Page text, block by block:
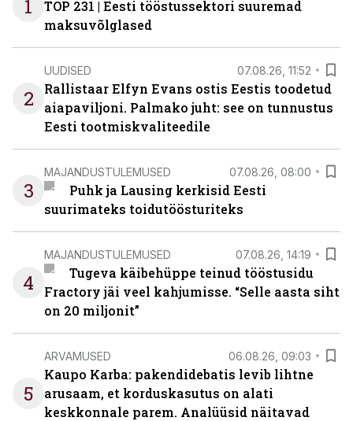
1
TOP 231 | Eesti tööstussektori suuremad
maksuvõlglased
2
UUDISED 07.08.26, 11:52
Rallistaar Elfyn Evans ostis Eestis toodetud
aiapaviljoni. Palmako juht: see on tunnustus
Eesti tootmiskvaliteedile
3
MAJANDUSTULEMUSED 07.08.26, 08:00
Puhk ja Lausing kerkisid Eesti
suurimateks toidutöösturiteks
4
MAJANDUSTULEMUSED 07.08.26, 14:19
Tugeva käibehüppe teinud tööstusidu
Fractory jäi veel kahjumisse. “Selle aasta siht
on 20 miljonit”
5
ARVAMUSED 06.08.26, 09:03
Kaupo Karba: pakendidebatis levib lihtne
arusaam, et korduskasutus on alati
keskkonnale parem. Analüüsid näitavad